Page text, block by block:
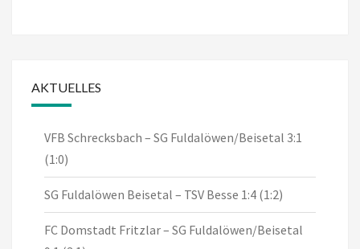
AKTUELLES
VFB Schrecksbach – SG Fuldalöwen/Beisetal 3:1
(1:0)
SG Fuldalöwen Beisetal – TSV Besse 1:4 (1:2)
FC Domstadt Fritzlar – SG Fuldalöwen/Beisetal